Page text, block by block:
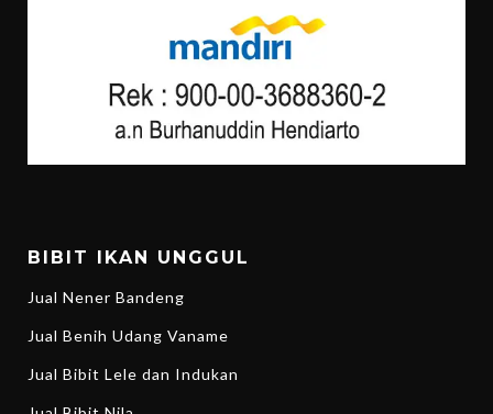
BIBIT IKAN UNGGUL
Jual Nener Bandeng
Jual Benih Udang Vaname
Jual Bibit Lele dan Indukan